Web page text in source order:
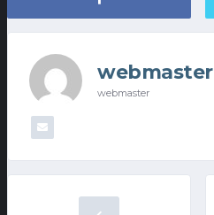
webmaster
webmaster